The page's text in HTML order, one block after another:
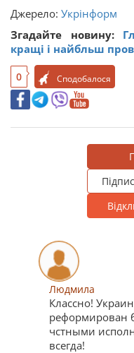
Джерело: Укрінформ
Згадайте новину:
кращі і найбльш
0 Сподобалося
Людмила
Классно!
реформирован
чстными
всегда!